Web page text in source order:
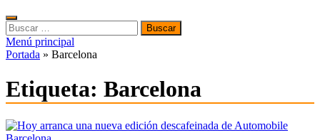
Buscar:
Menú principal
Portada » Barcelona
Etiqueta: Barcelona